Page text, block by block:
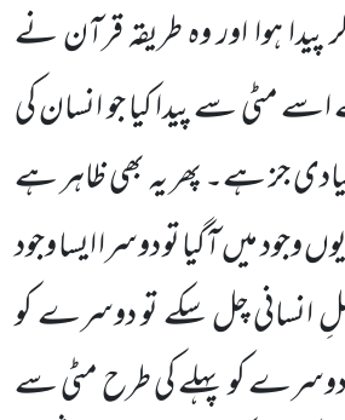
ہوا اور وہ طریقہ قرآن نے
مٹی سے پیدا کیا جو انسان کی
جز ہے۔ پھر یہ بھی ظاہر ہے
میں آگیا تو دوسرا ایسا وجود
چل سکے تو دوسرے کو
دوسرے کو پہلے کی طرح مٹی سے